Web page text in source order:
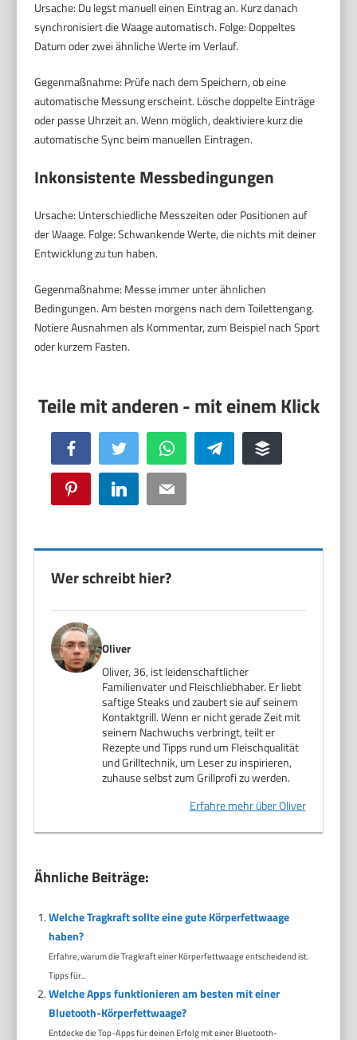
Ursache: Du legst manuell einen Eintrag an. Kurz danach
synchronisiert die Waage automatisch. Folge: Doppeltes
Datum oder zwei ähnliche Werte im Verlauf.
Gegenmaßnahme: Prüfe nach dem Speichern, ob eine
automatische Messung erscheint. Lösche doppelte Einträge
oder passe Uhrzeit an. Wenn möglich, deaktiviere kurz die
automatische Sync beim manuellen Eintragen.
Inkonsistente Messbedingungen
Ursache: Unterschiedliche Messzeiten oder Positionen auf
der Waage. Folge: Schwankende Werte, die nichts mit deiner
Entwicklung zu tun haben.
Gegenmaßnahme: Messe immer unter ähnlichen
Bedingungen. Am besten morgens nach dem Toilettengang.
Notiere Ausnahmen als Kommentar, zum Beispiel nach Sport
oder kurzem Fasten.
Facebook Twitter WhatsApp Telegram Buffer
Pinterest LinkedIn Email
Wer schreibt hier?
Oliver
Oliver, 36, ist leidenschaftlicher
Familienvater und Fleischliebhaber. Er liebt
saftige Steaks und zaubert sie auf seinem
Kontaktgrill. Wenn er nicht gerade Zeit mit
seinem Nachwuchs verbringt, teilt er
Rezepte und Tipps rund um Fleischqualität
und Grilltechnik, um Leser zu inspirieren,
zuhause selbst zum Grillprofi zu werden.
Erfahre mehr über Oliver
Ähnliche Beiträge:
Welche Tragkraft sollte eine gute Körperfettwaage
haben?
Erfahre, warum die Tragkraft einer Körperfettwaage entscheidend ist.
Tipps für...
Welche Apps funktionieren am besten mit einer
Bluetooth-Körperfettwaage?
Entdecke die Top-Apps für deinen Erfolg mit einer Bluetooth-